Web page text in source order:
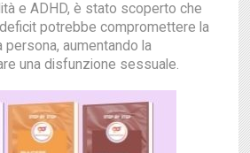
e ADHD, è stato scoperto che
potrebbe compromettere la
aumentando la
una disfunzione sessuale.